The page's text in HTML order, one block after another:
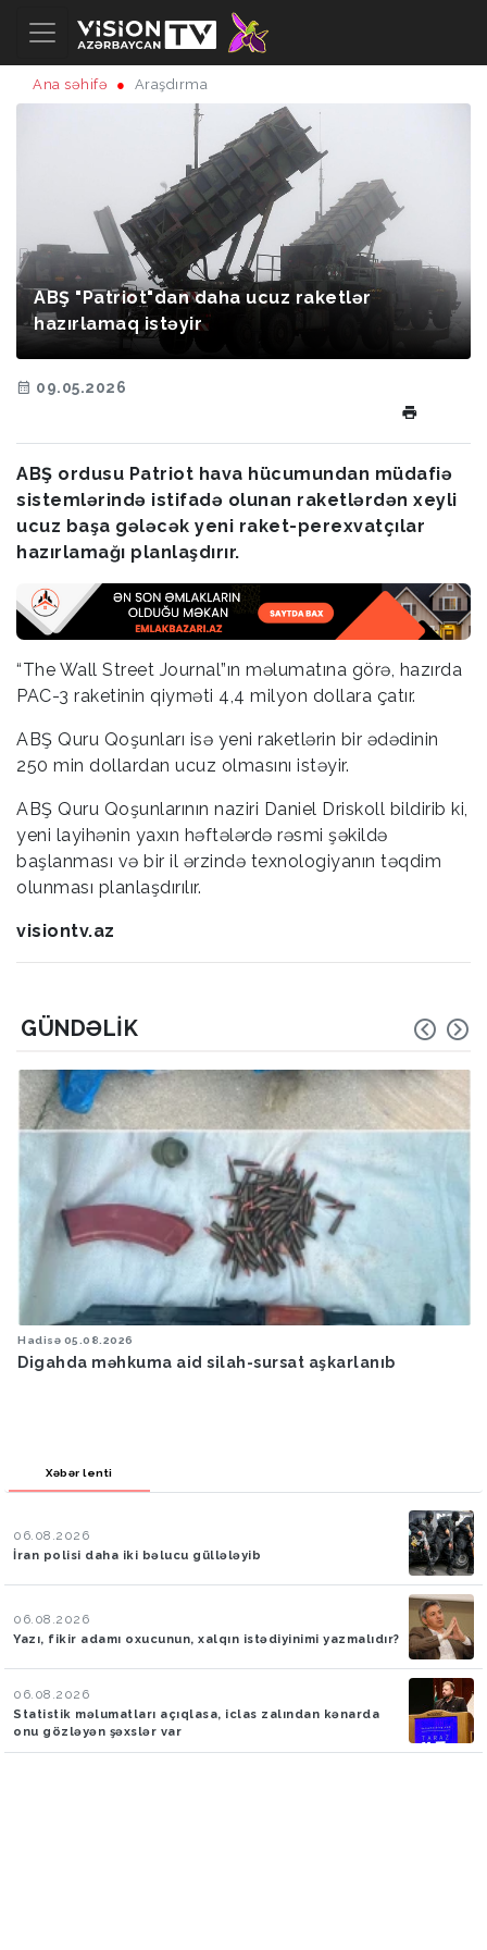
Ana səhifə Araşdırma
ABŞ "Patriot"dan daha ucuz raketlər
hazırlamaq istəyir
09.05.2026
ABŞ ordusu Patriot hava hücumundan müdafiə
sistemlərində istifadə olunan raketlərdən xeyli
ucuz başa gələcək yeni raket-perexvatçılar
hazırlamağı planlaşdırır.
“The Wall Street Journal”ın məlumatına görə, hazırda
PAC-3 raketinin qiyməti 4,4 milyon dollara çatır.
ABŞ Quru Qoşunları isə yeni raketlərin bir ədədinin
250 min dollardan ucuz olmasını istəyir.
ABŞ Quru Qoşunlarının naziri Daniel Driskoll bildirib ki,
yeni layihənin yaxın həftələrdə rəsmi şəkildə
başlanması və bir il ərzində texnologiyanın təqdim
olunması planlaşdırılır.
visiontv.az
GÜNDƏLIK
Hadisə 05.08.2026
Digahda məhkuma aid silah-sursat aşkarlanıb
Xəbər lenti
06.08.2026
İran polisi daha iki bəlucu güllələyib
06.08.2026
Yazı, fikir adamı oxucunun, xalqın istədiyinimi yazmalıdır?
06.08.2026
Statistik məlumatları açıqlasa, iclas zalından kənarda
onu gözləyən şəxslər var